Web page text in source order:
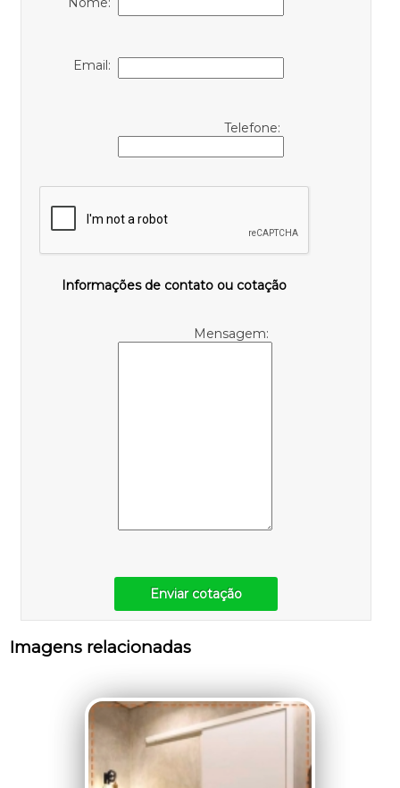
Email:
Telefone:
Informações de contato ou cotação
Mensagem:
Enviar cotação
Imagens relacionadas